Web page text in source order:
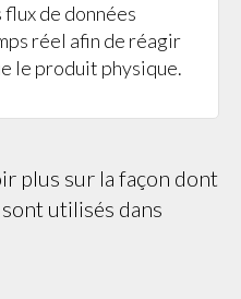
de données
réel afin de réagir
le produit physique.
plus sur la façon dont
utilisés dans